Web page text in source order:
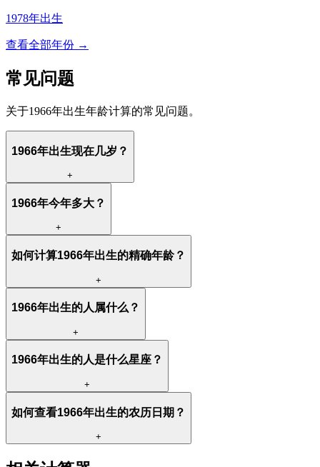
1978年出生
查看全部年份 →
常见问题
关于1966年出生年龄计算的常见问题。
1966年出生现在几岁？
+
1966年今年多大？
+
如何计算1966年出生的精确年龄？
+
1966年出生的人属什么？
+
1966年出生的人是什么星座？
+
如何查看1966年出生的农历日期？
+